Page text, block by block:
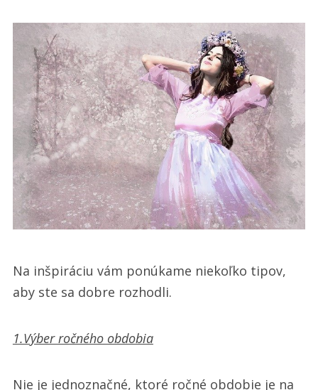
Na inšpiráciu vám ponúkame niekoľko tipov,
aby ste sa dobre rozhodli.
1.Výber ročného obdobia
Nie je jednoznačné, ktoré ročné obdobie je na